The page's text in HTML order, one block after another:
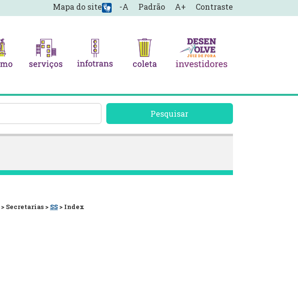
-A Padrão A+ Contraste
Mapa do site
Pesquisar
> Secretarias > SS > Index